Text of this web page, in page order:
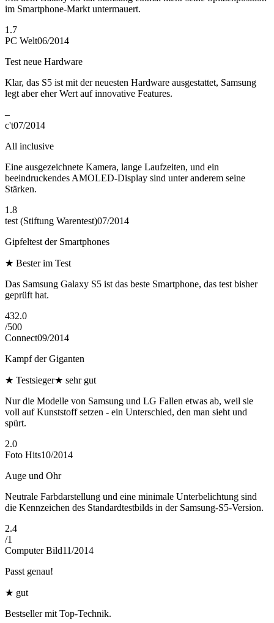
im Smartphone-Markt untermauert.
1.7
PC Welt06/2014
Test neue Hardware
Klar, das S5 ist mit der neuesten Hardware ausgestattet, Samsung
legt aber eher Wert auf innovative Features.
–
c't07/2014
All inclusive
Eine ausgezeichnete Kamera, lange Laufzeiten, und ein
beeindruckendes AMOLED-Display sind unter anderem seine
Stärken.
1.8
test (Stiftung Warentest)07/2014
Gipfeltest der Smartphones
★ Bester im Test
Das Samsung Galaxy S5 ist das beste Smartphone, das test bisher
geprüft hat.
432.0
/500
Connect09/2014
Kampf der Giganten
★ Testsieger★ sehr gut
Nur die Modelle von Samsung und LG Fallen etwas ab, weil sie
voll auf Kunststoff setzen - ein Unterschied, den man sieht und
spürt.
2.0
Foto Hits10/2014
Auge und Ohr
Neutrale Farbdarstellung und eine minimale Unterbelichtung sind
die Kennzeichen des Standardtestbilds in der Samsung-S5-Version.
2.4
/1
Computer Bild11/2014
Passt genau!
★ gut
Bestseller mit Top-Technik.